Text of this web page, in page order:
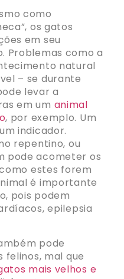
como
os gatos
em seu
Problemas como a
natural
– se durante
levar a
em um animal
, por exemplo. Um
indicador.
repentino, ou
pode acometer os
estes forem
é importante
pois podem
epilepsia
pode
felinos, mal que
mais velhos e